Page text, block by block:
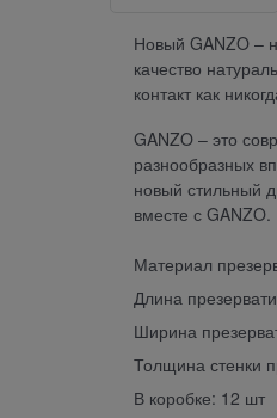
Новый GANZO –
качество
контакт как
GANZO – это
разнообразных
новый стильный
вместе с GANZO.
Материал
Длина
Ширина
Толщина стенки
В коробке: 12 шт